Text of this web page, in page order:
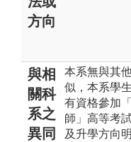
方向
與相
關科
系之
異同
本系無與其
似，本系學
有資格參加
師」高等考
及升學方向明